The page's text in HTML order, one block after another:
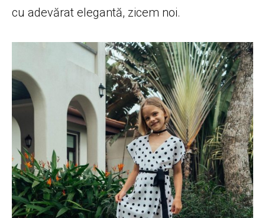
cu adevărat elegantă, zicem noi.